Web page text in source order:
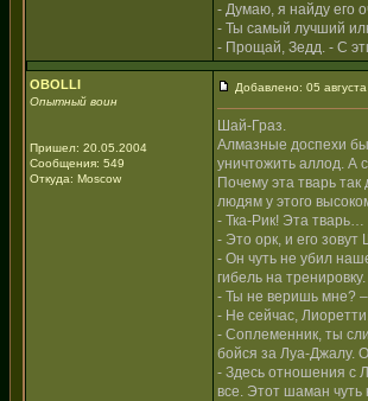
- Думаю, я найду его
- Ты самый лучший
- Прощай, Зедд. - С
OBOLLI
Опытный воин
Пришел: 20.05.2004
Сообщения: 549
Откуда: Moscow
Добавлено: 05
Шай-Граз.
Алмазные доспехи бы
уничтожить аллод. А
Почему эта тварь
людям у этого
- Тка-Рик! Эта тварь…
- Это орк, и его
- Он чуть не убил
гибель на тренировку.
- Ты не веришь мне? –
- Не сейчас,
- Соплеменник, ты
бойся за Луа-Джалу.
- Здесь отношения с
все. Этот шаман чуть